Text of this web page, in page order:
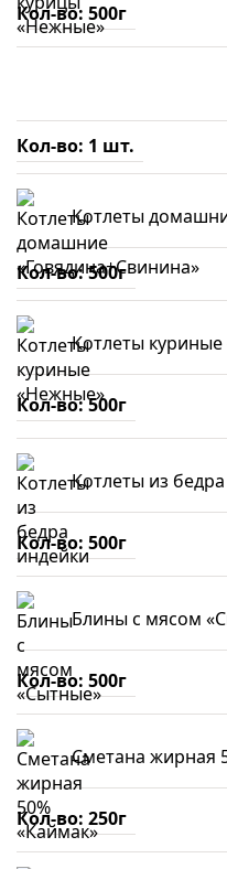
500г
1 шт.
Котлеты
500г
Котлеты
500г
Котлеты из
500г
Блины с мясом
500г
Сметана жирная
250г